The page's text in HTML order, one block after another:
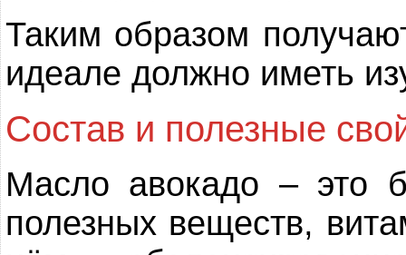
Таким образом
идеале должно иметь
Состав и полезные
Масло авокадо – это
полезных веществ,